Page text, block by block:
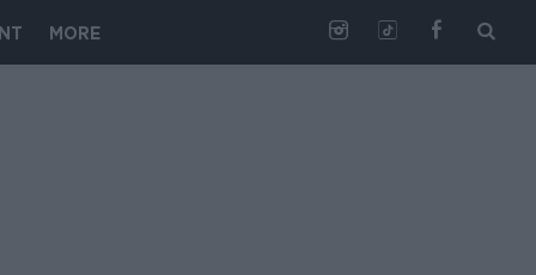
MORE